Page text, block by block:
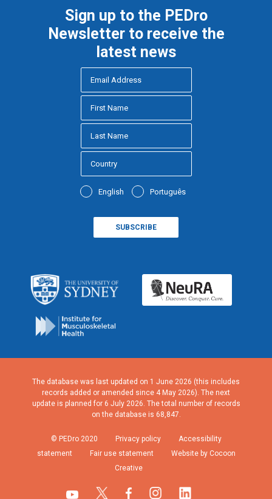
Sign up to the PEDro
Newsletter to receive the
latest news
English Português
The database was last updated on 1 June 2026 (this includes
records added or amended since 4 May 2026). The next
update is planned for 6 July 2026. The total number of records
on the database is 68,847.
© PEDro 2020 Privacy policy
Accessibility
statement
Fair use statement
Website by Cocoon
Creative